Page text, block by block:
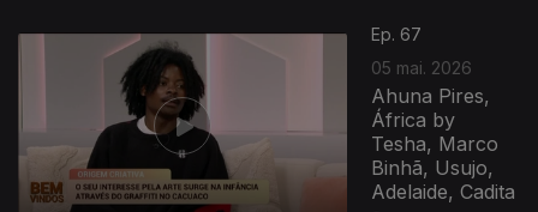
Ep. 67
05 mai. 2026
Ahuna Pires,
África by
Tesha, Marco
Binhã, Usujo,
Adelaide, Cadita